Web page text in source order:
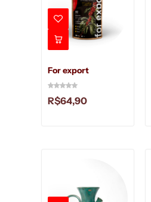
For export
R$64,90